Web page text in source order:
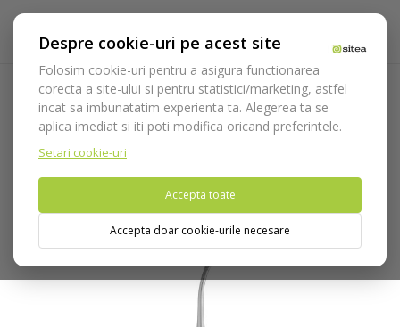
Despre cookie-uri pe acest site
Folosim cookie-uri pentru a asigura functionarea
corecta a site-ului si pentru statistici/marketing, astfel
incat sa imbunatatim experienta ta. Alegerea ta se
aplica imediat si iti poti modifica oricand preferintele.
Setari cookie-uri
Accepta toate
Accepta doar cookie-urile necesare
Acasa Instrumentar Chirurgie si implantologie
pentru os chirurgicala
Pila pentru os Wahl cod 894/2
Nu puteti plasa comenzi din tara din care accesati website-ul